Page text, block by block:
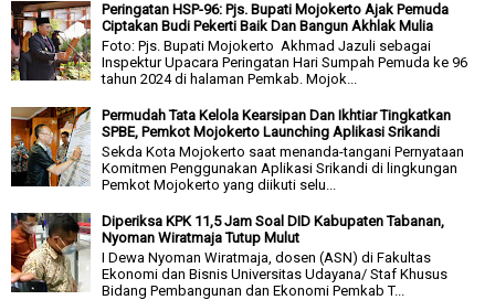
Peringatan HSP-96: Pjs. Bupati Mojokerto Ajak Pemuda
Ciptakan Budi Pekerti Baik Dan Bangun Akhlak Mulia
Foto: Pjs. Bupati Mojokerto Akhmad Jazuli sebagai
Inspektur Upacara Peringatan Hari Sumpah Pemuda ke 96
tahun 2024 di halaman Pemkab. Mojok...
Permudah Tata Kelola Kearsipan Dan Ikhtiar Tingkatkan
SPBE, Pemkot Mojokerto Launching Aplikasi Srikandi
Sekda Kota Mojokerto saat menanda-tangani Pernyataan
Komitmen Penggunakan Aplikasi Srikandi di lingkungan
Pemkot Mojokerto yang diikuti selu...
Diperiksa KPK 11,5 Jam Soal DID Kabupaten Tabanan,
Nyoman Wiratmaja Tutup Mulut
I Dewa Nyoman Wiratmaja, dosen (ASN) di Fakultas
Ekonomi dan Bisnis Universitas Udayana/ Staf Khusus
Bidang Pembangunan dan Ekonomi Pemkab T...